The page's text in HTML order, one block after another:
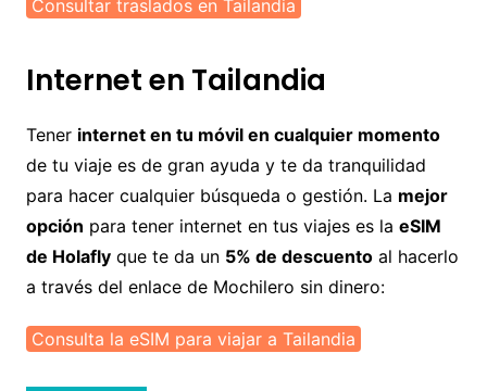
Consultar traslados en Tailandia
Internet en Tailandia
Tener internet en tu móvil en cualquier momento
de tu viaje es de gran ayuda y te da tranquilidad
para hacer cualquier búsqueda o gestión. La mejor
opción para tener internet en tus viajes es la eSIM
de Holaflyque te da un 5% de descuentoal hacerlo
a través del enlace de Mochilero sin dinero:
Consulta la eSIM para viajar a Tailandia